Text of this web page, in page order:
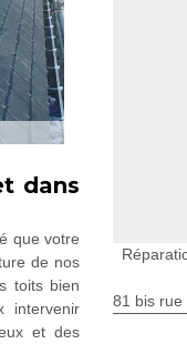
dans
que votre
de nos
toits bien
intervenir
et des
81 bis rue